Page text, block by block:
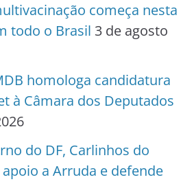
começa nesta
todo o Brasil 3 de agosto
homologa candidatura
à Câmara dos Deputados
do DF, Carlinhos do
a Arruda e defende